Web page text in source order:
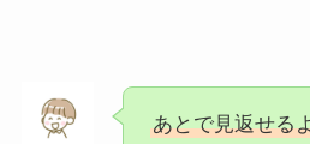
あとで見返せる